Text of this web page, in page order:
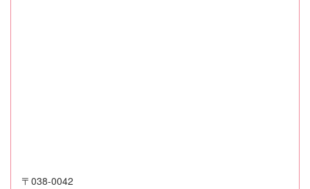
〒038-0042